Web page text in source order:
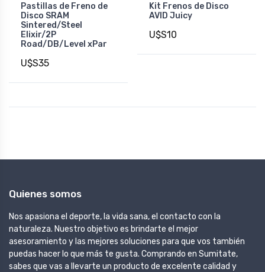
Pastillas de Freno de
Disco SRAM
Sintered/Steel
Elixir/2P
Road/DB/Level xPar
U$S35
Kit Frenos de Disco
AVID Juicy
U$S10
Quienes somos
Nos apasiona el deporte, la vida sana, el contacto con la
naturaleza. Nuestro objetivo es brindarte el mejor
asesoramiento y las mejores soluciones para que vos también
puedas hacer lo que más te gusta. Comprando en Sumitate,
sabes que vas a llevarte un producto de excelente calidad y